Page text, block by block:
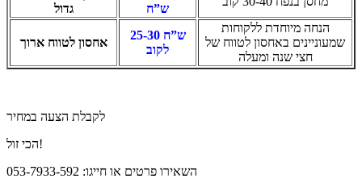
גדול
ש”ח
אחסון לטווח ארוך
25-30 ש”ח
לקוב
הנחה מיוחדת ללקוחות
שמעוניינים באחסון לטווח של
חצי שנה ומעלה
לקבלת הצעה במחיר
הכי זול!
השאירו פרטים או חייגו: 053-7933-592